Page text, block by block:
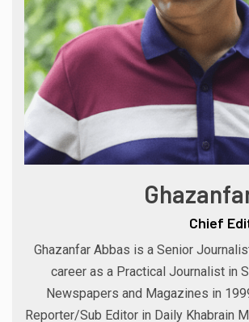
Chief
Ghazanfar Abbas is a Senior
career as a Practical Journalist in
Newspapers and Magazines in
Reporter/Sub Editor in Daily Khabrain